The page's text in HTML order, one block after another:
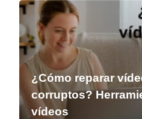
¿Cómo reparar
corruptos?
vídeos